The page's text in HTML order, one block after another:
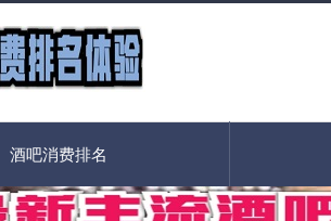
酒吧消费排名